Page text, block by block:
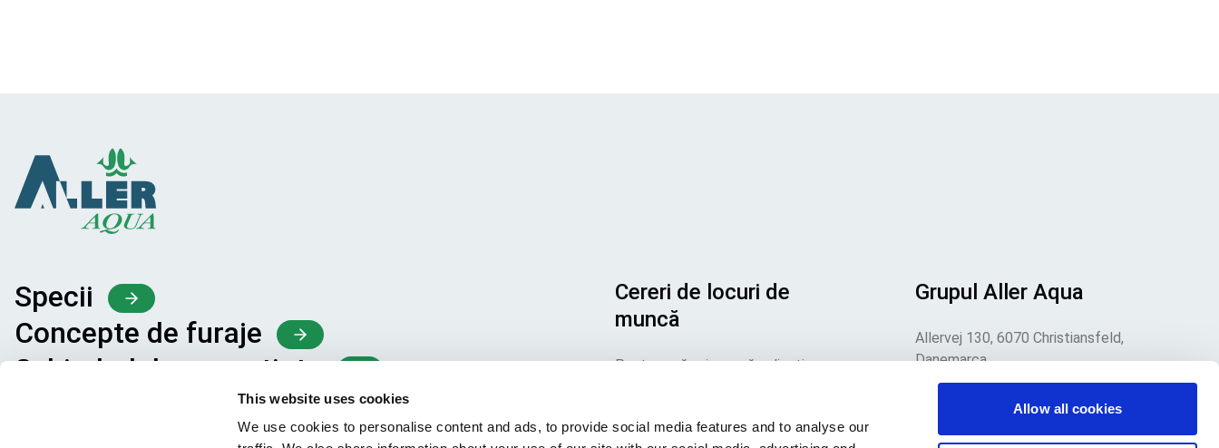
This website uses cookies
We use cookies to personalise content and ads, to provide social media features and to analyse our
Allow all cookies
Specii
Concepte de furaje
Schimbul de cunoștințe
Cereri de locuri de
muncă
Pentru a vă asigura că aplicația
în mod clar care este postul care
Grupul Aller Aqua
Allervej 130, 6070 Christiansfeld,
Danemarca